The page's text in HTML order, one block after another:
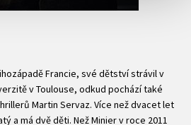
Francie, své dětství strávil v
v Toulouse, odkud pochází také
Martin Servaz. Více než dvacet let
a má dvě děti. Než Minier v roce 2011